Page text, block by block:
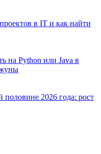
в IT и как найти
на Python или Java в
половине 2026 года: рост